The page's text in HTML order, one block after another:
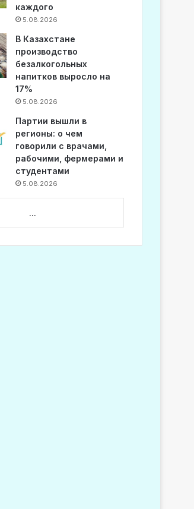
каждого
5.08.2026
В Казахстане
производство
безалкогольных
напитков выросло на
17%
5.08.2026
Партии вышли в
регионы: о чем
говорили с врачами,
рабочими, фермерами и
студентами
5.08.2026
...